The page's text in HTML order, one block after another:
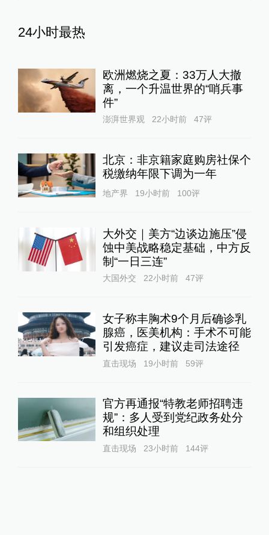
24小时最热
欧洲燃烧之夏：33万人大撤
离，一个升温世界的“哨兵事
件”
澎湃世界观 22小时前 47评
北京：非京籍家庭购房社保个
税缴纳年限下调为一年
地产界 19小时前 100评
大外交｜美方“边谈边施压”侵
蚀中美战略稳定基础，中方反
制“一日三连”
大国外交 22小时前 47评
女子称丰胸术9个月后确诊乳
腺癌，医美机构：手术不可能
引发癌症，建议走司法途径
直击现场 19小时前 59评
官方再通报“特教老师招聘违
规”：多人受到党纪政务处分
和组织处理
直击现场 23小时前 144评